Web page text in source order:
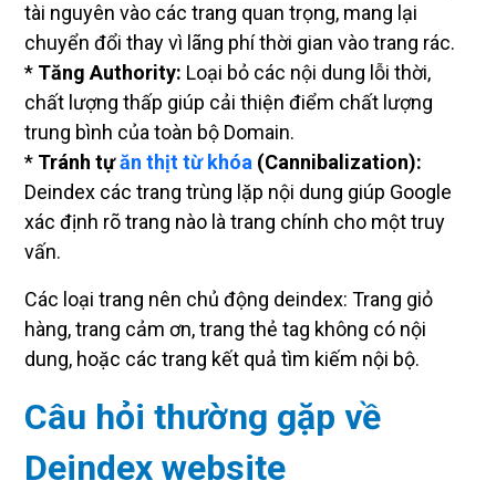
tài nguyên vào các trang quan trọng, mang lại
chuyển đổi thay vì lãng phí thời gian vào trang rác.
* Tăng Authority: Loại bỏ các nội dung lỗi thời,
chất lượng thấp giúp cải thiện điểm chất lượng
trung bình của toàn bộ Domain.
* Tránh tựăn thịt từ khóa (Cannibalization):
Deindex các trang trùng lặp nội dung giúp Google
xác định rõ trang nào là trang chính cho một truy
vấn.
Các loại trang nên chủ động deindex: Trang giỏ
hàng, trang cảm ơn, trang thẻ tag không có nội
dung, hoặc các trang kết quả tìm kiếm nội bộ.
Câu hỏi thường gặp về
Deindex website